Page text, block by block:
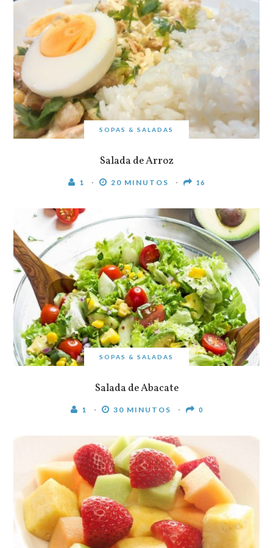
SOPAS & SALADAS
Salada de Arroz
1 20 MINUTOS 16
SOPAS & SALADAS
Salada de Abacate
1 30 MINUTOS 0